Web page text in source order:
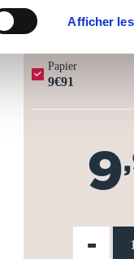
Afficher
Papier
9€91
9
-